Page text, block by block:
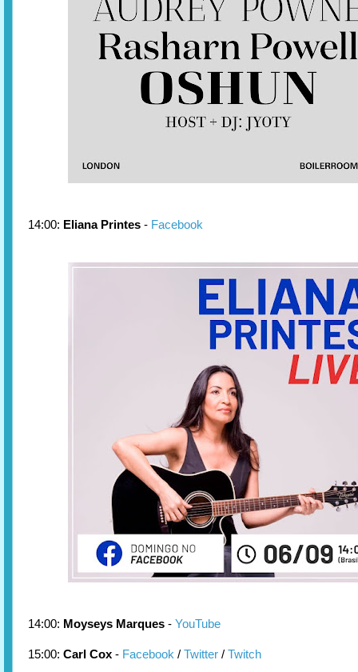
14:00: Eliana Printes - Facebook
14:00: Moyseys Marques - YouTube
15:00: Carl Cox - Facebook / Twitter / Twitch